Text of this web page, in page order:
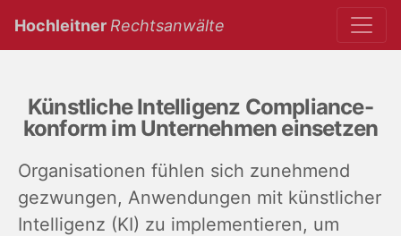
Hochleitner Rechtsanwälte
Künstliche Intelligenz Compliance-
konform im Unternehmen einsetzen
Organisationen fühlen sich zunehmend
gezwungen, Anwendungen mit künstlicher
Intelligenz (KI) zu implementieren, um